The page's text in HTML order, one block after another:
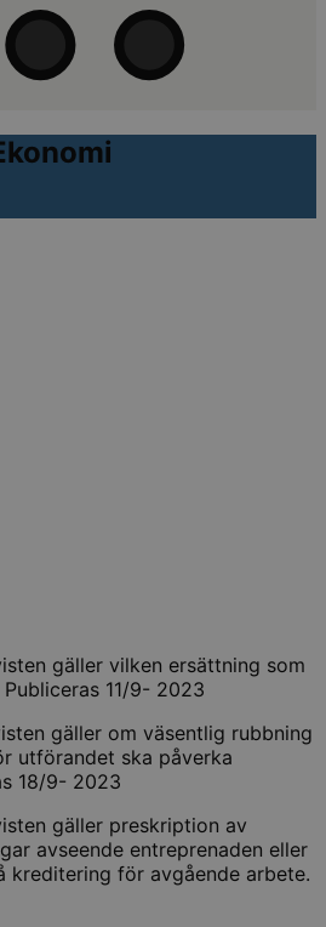
gäller vilken ersättning som
11/9- 2023
gäller om väsentlig rubbning
utförandet ska påverka
18/9- 2023
gäller preskription av
avseende entreprenaden eller
kreditering för avgående arbete.